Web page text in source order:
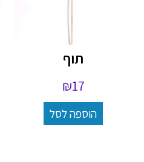
תוף
₪17
הוספה לסל